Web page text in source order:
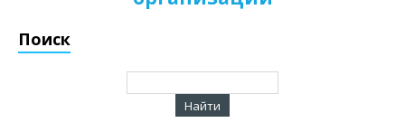
Поиск